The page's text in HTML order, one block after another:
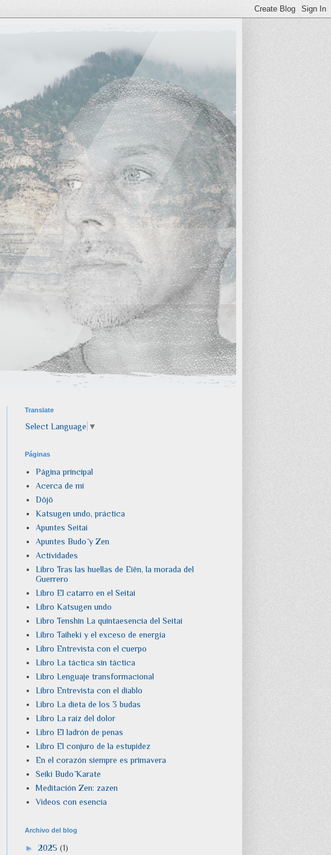
Translate
Select Language ▼
Páginas
Página principal
Acerca de mí
Dôjô
Katsugen undo, práctica
Apuntes Seitai
Apuntes Budō y Zen
Actividades
Libro Tras las huellas de Eiên, la morada del
Guerrero
Libro El catarro en el Seitai
Libro Katsugen undo
Libro Tenshin La quintaesencia del Seitai
Libro Taiheki y el exceso de energía
Libro Entrevista con el cuerpo
Libro La táctica sin táctica
Libro Lenguaje transformacional
Libro Entrevista con el diablo
Libro La dieta de los 3 budas
Libro La raíz del dolor
Libro El ladrón de penas
Libro El conjuro de la estupidez
En el corazón siempre es primavera
Seiki Budō Karate
Meditación Zen: zazen
Videos con esencia
Archivo del blog
► 2025 (1)